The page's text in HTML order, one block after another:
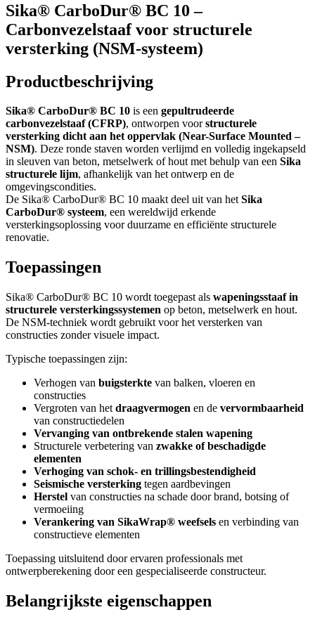
Sika® CarboDur® BC 10 –
Carbonvezelstaaf voor structurele
versterking (NSM-systeem)
Productbeschrijving
Sika® CarboDur® BC 10 is een gepultrudeerde
carbonvezelstaaf (CFRP), ontworpen voorstructurele
versterking dicht aan het oppervlak (Near-Surface Mounted –
NSM). Deze ronde staven worden verlijmd en volledig ingekapseld
in sleuven van beton, metselwerk of hout met behulp van een Sika
structurele lijm, afhankelijk van het ontwerp en de
omgevingscondities.
De Sika® CarboDur® BC 10 maakt deel uit van hetSika
CarboDur® systeem, een wereldwijd erkende
versterkingsoplossing voor duurzame en efficiënte structurele
renovatie.
Toepassingen
Sika® CarboDur® BC 10 wordt toegepast als wapeningsstaaf in
structurele versterkingssystemen op beton, metselwerk en hout.
De NSM-techniek wordt gebruikt voor het versterken van
constructies zonder visuele impact.
Typische toepassingen zijn:
Verhogen van buigsterkte van balken, vloeren en
constructies
Vergroten van het draagvermogen en de vervormbaarheid
van constructiedelen
Vervanging van ontbrekende stalen wapening
Structurele verbetering van zwakke of beschadigde
elementen
Verhoging van schok- en trillingsbestendigheid
Seismische versterking tegen aardbevingen
Herstel van constructies na schade door brand, botsing of
vermoeiing
Verankering van SikaWrap® weefsels en verbinding van
constructieve elementen
Toepassing uitsluitend door ervaren professionals met
ontwerpberekening door een gespecialiseerde constructeur.
Belangrijkste eigenschappen